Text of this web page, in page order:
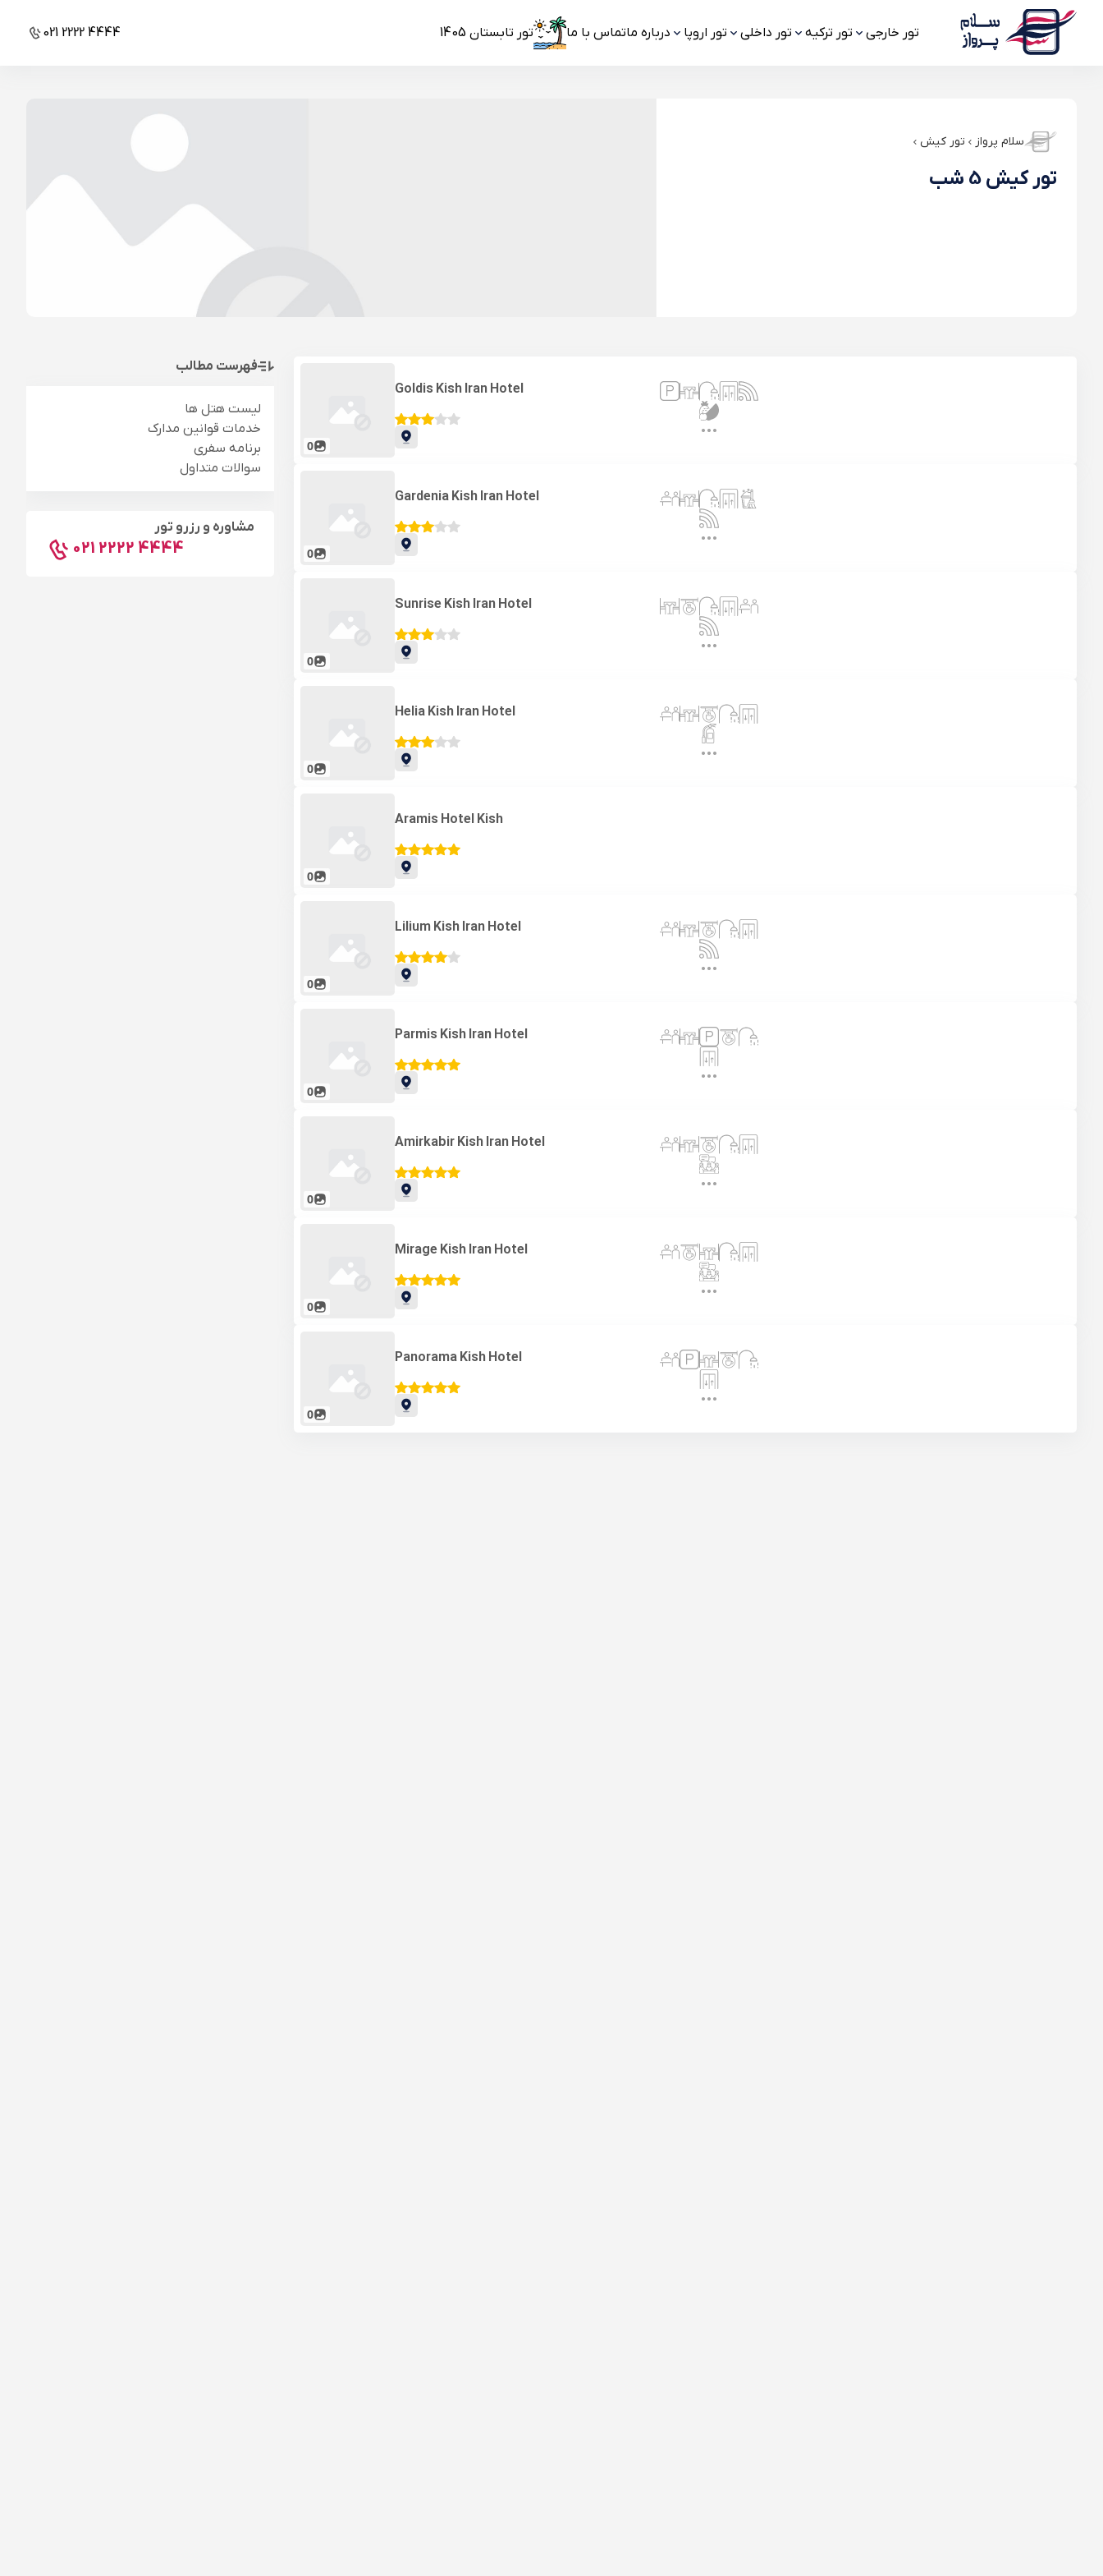
تور خارجی تور ترکیه تور داخلی تور اروپا درباره ماتماس با ما تور تابستان 1405 021 2222 4444
سلام پرواز تور کیش
تور کیش 5 شب
0
Goldis Kish Iran Hotel
0
Gardenia Kish Iran Hotel
0
Sunrise Kish Iran Hotel
0
Helia Kish Iran Hotel
0
Aramis Hotel Kish
0
Lilium Kish Iran Hotel
0
Parmis Kish Iran Hotel
0
Amirkabir Kish Iran Hotel
0
Mirage Kish Iran Hotel
0
Panorama Kish Hotel
فهرست مطالب
لیست هتل ها
خدمات قوانین مدارک
برنامه سفری
سوالات متداول
مشاوره و رزرو تور
021 2222 4444